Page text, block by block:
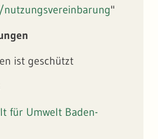
"
ist geschützt
für Umwelt Baden-